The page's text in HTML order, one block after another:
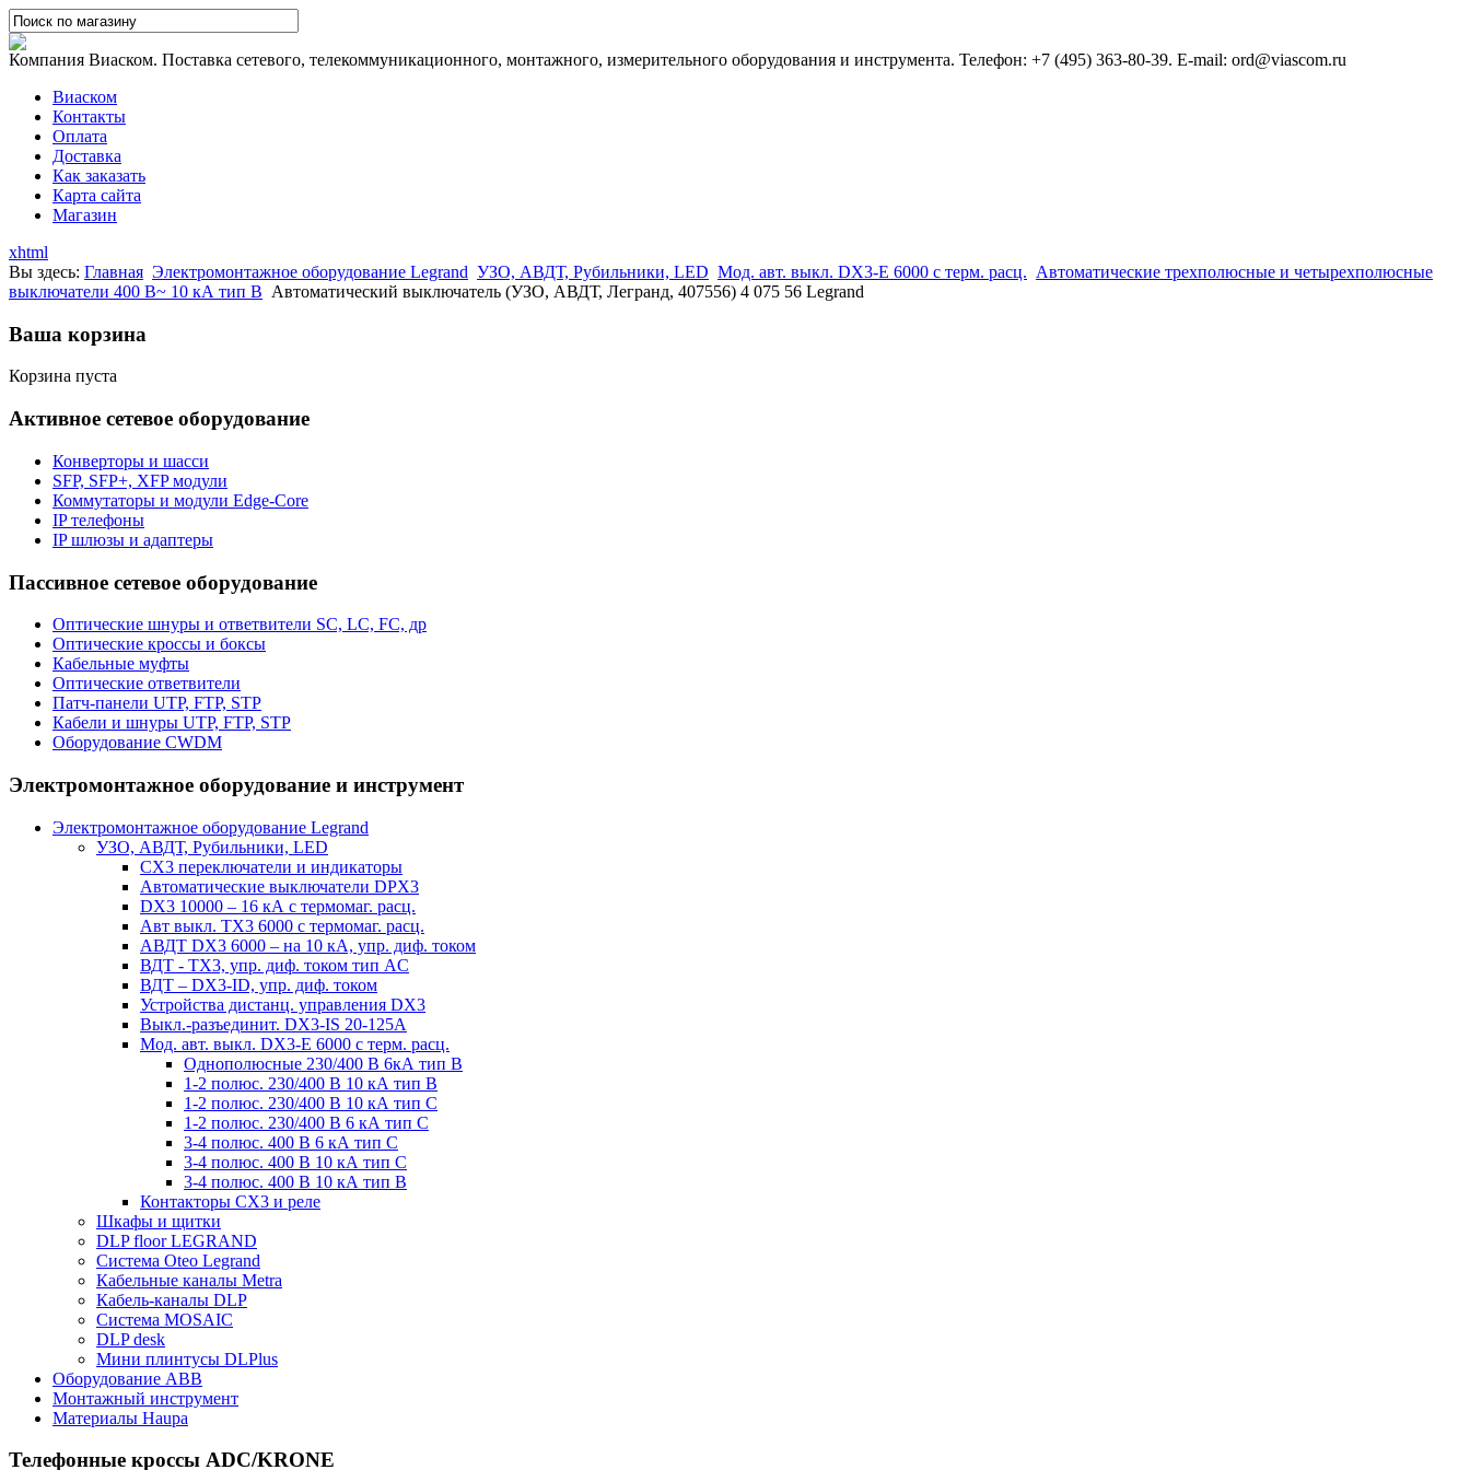
Компания Виаском. Поставка сетевого, телекоммуникационного, монтажного, измерительного оборудования и инструмента. Телефон: +7 (495) 363-80-39. E-mail: ord@viascom.ru
Виаском
Контакты
Оплата
Доставка
Как заказать
Карта сайта
Магазин
xhtml
Вы здесь: Главная Электромонтажное оборудование Legrand УЗО, АВДТ, Рубильники, LED Мод. авт. выкл. DX3-E 6000 с терм. расц. Автоматические трехполюсные и четырехполюсные
выключатели 400 В~ 10 кА тип B Автоматический выключатель (УЗО, АВДТ, Легранд, 407556) 4 075 56 Legrand
Ваша корзина
Корзина пуста
Активное сетевое оборудование
Конверторы и шасси
SFP, SFP+, XFP модули
Коммутаторы и модули Edge-Core
IP телефоны
IP шлюзы и адаптеры
Пассивное сетевое оборудование
Оптические шнуры и ответвители SC, LC, FC, др
Оптические кроссы и боксы
Кабельные муфты
Оптические ответвители
Патч-панели UTP, FTP, STP
Кабели и шнуры UTP, FTP, STP
Оборудование CWDM
Электромонтажное оборудование и инструмент
Электромонтажное оборудование Legrand
УЗО, АВДТ, Рубильники, LED
CX3 переключатели и индикаторы
Автоматические выключатели DPX3
DX3 10000 – 16 кА с термомаг. расц.
Авт выкл. TX3 6000 с термомаг. расц.
АВДТ DX3 6000 – на 10 кА, упр. диф. током
ВДТ - TX3, упр. диф. током тип AC
ВДТ – DX3-ID, упр. диф. током
Устройства дистанц. управления DX3
Выкл.-разъединит. DX3-IS 20-125А
Мод. авт. выкл. DX3-E 6000 с терм. расц.
Однополюсные 230/400 В 6кА тип B
1-2 полюс. 230/400 В 10 кА тип B
1-2 полюс. 230/400 В 10 кА тип С
1-2 полюс. 230/400 В 6 кА тип С
3-4 полюс. 400 В 6 кА тип С
3-4 полюс. 400 В 10 кА тип С
3-4 полюс. 400 В 10 кА тип B
Контакторы CX3 и реле
Шкафы и щитки
DLP floor LEGRAND
Система Oteo Legrand
Кабельные каналы Metra
Кабель-каналы DLP
Система MOSAIC
DLP desk
Мини плинтусы DLPlus
Оборудование ABB
Монтажный инструмент
Материалы Haupa
Телефонные кроссы ADC/KRONE